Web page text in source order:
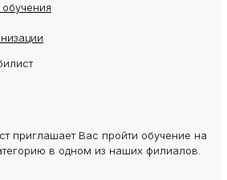
приглашает Вас пройти обучение на
в одном из наших филиалов.